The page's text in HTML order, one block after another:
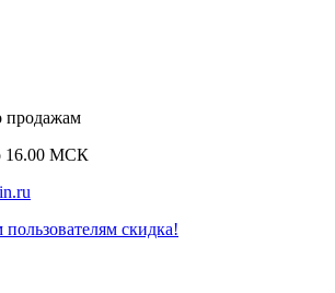
продажам
16.00 МСК
скидка!